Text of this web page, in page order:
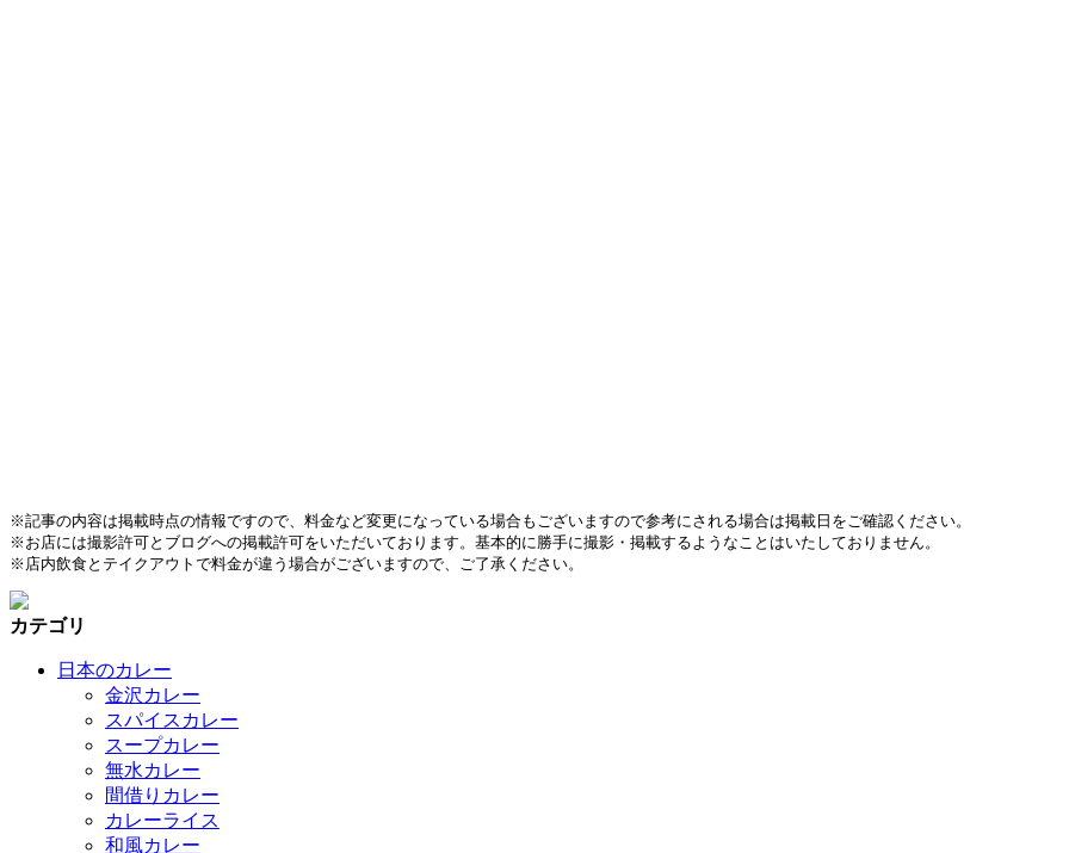
※記事の内容は掲載時点の情報ですので、料金など変更になっている場合もございますので参考にされる場合は掲載日をご確認ください。
※お店には撮影許可とブログへの掲載許可をいただいております。基本的に勝手に撮影・掲載するようなことはいたしておりません。
※店内飲食とテイクアウトで料金が違う場合がございますので、ご了承ください。
カテゴリ
日本のカレー
金沢カレー
スパイスカレー
スープカレー
無水カレー
間借りカレー
カレーライス
和風カレー